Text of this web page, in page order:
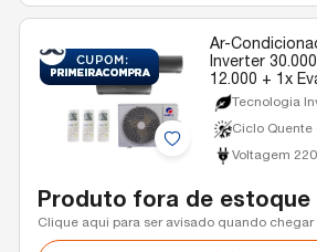
Ar-
Inverter
12.000 + 1x
Gree
220v
Tecnologia
Ciclo Quente
Voltagem
Produto fora de estoque
Clique aqui para ser avisado quando chegar